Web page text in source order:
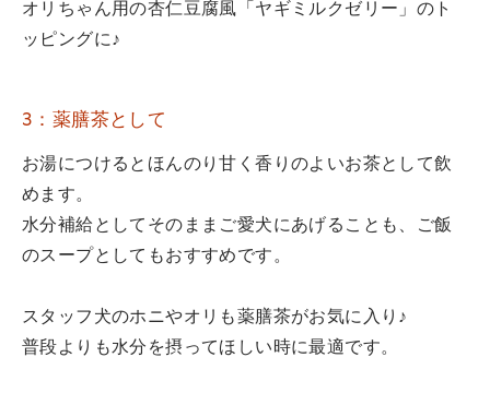
オリちゃん用の杏仁豆腐風「ヤギミルクゼリー」のト
ッピングに♪
3：薬膳茶として
お湯につけるとほんのり甘く香りのよいお茶として飲
めます。
水分補給としてそのままご愛犬にあげることも、ご飯
のスープとしてもおすすめです。
スタッフ犬のホニやオリも薬膳茶がお気に入り♪
普段よりも水分を摂ってほしい時に最適です。